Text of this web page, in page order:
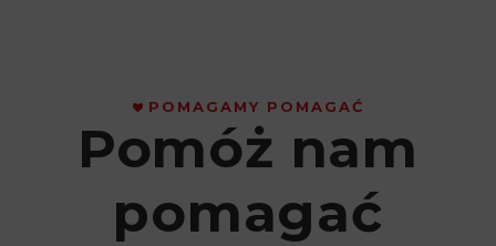
POMAGAMY POMAGAĆ
Pomóż nam
pomagać